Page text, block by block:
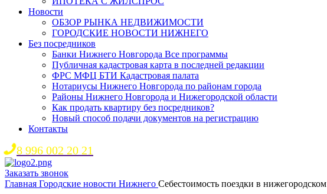
Новости
ОБЗОР РЫНКА НЕДВИЖИМОСТИ
ГОРОДСКИЕ НОВОСТИ НИЖНЕГО
Без посредников
Банки Нижнего Новгорода Все программы
Публичная кадастровая карта в последней редакции
ФРС МФЦ БТИ Кадастровая палата
Нотариусы Нижнего Новгорода по районам города
Районы Нижнего Новгорода и Нижегородской области
Как продать квартиру без посредников?
Новый способ подачи документов на регистрацию
Контакты
8 996 002 20 21
Заказать звонок
Главная Городские новости Нижнего Себестоимость поездки в